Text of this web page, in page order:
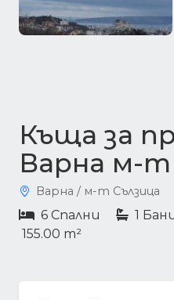
Къща за
Варна м-т
Варна / м-т Сълзица
6 Спални
1
155.00 m²